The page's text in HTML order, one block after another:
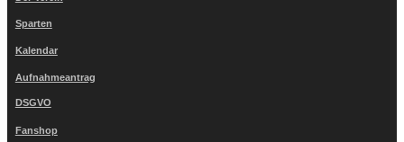
Sparten
Kalendar
Aufnahmeantrag
DSGVO
Fanshop